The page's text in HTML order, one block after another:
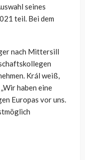
seines
teil. Bei dem
nach Mittersill
Král weiß,
haben eine
Europas vor uns.